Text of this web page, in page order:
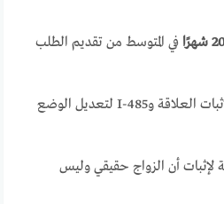
في المتوسط من تقديم الطلب
I-130 لإثبات العلاقة وI-485 لتعديل الوضع
لإثبات أن الزواج حقيقي وليس